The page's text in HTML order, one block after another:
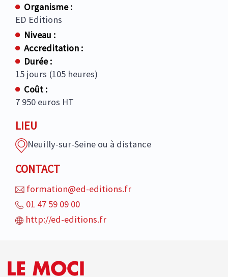
Organisme :
ED Editions
Niveau :
Accreditation :
Durée :
15 jours (105 heures)
Coût :
7 950 euros HT
LIEU
Neuilly-sur-Seine ou à distance
CONTACT
formation@ed-editions.fr
01 47 59 09 00
http://ed-editions.fr